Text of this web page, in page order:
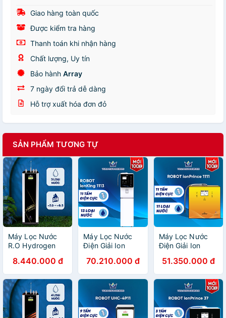
Giao hàng toàn quốc
Được kiểm tra hàng
Thanh toán khi nhận hàng
Chất lượng, Uy tín
Bảo hành Array
7 ngày đổi trả dễ dàng
Hỗ trợ xuất hóa đơn đỏ
SẢN PHẨM TƯƠNG TỰ
Máy Lọc Nước
R.O Hydrogen
RBs-9HA - Hàng
Chính Hãng
8.440.000 đ
Máy Lọc Nước
Điện Giải Ion
iONKing 1113
Chế Độ Nóng
Nguội Lạnh -
Hàng Chính Hãng
70.210.000 đ
Máy Lọc Nước
Điện Giải Ion
IonPrince 1111 -
Hàng Chính Hãng
51.350.000 đ